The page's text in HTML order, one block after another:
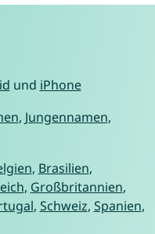
und iPhone
, Jungennamen,
, Brasilien,
, Großbritannien,
, Schweiz, Spanien,